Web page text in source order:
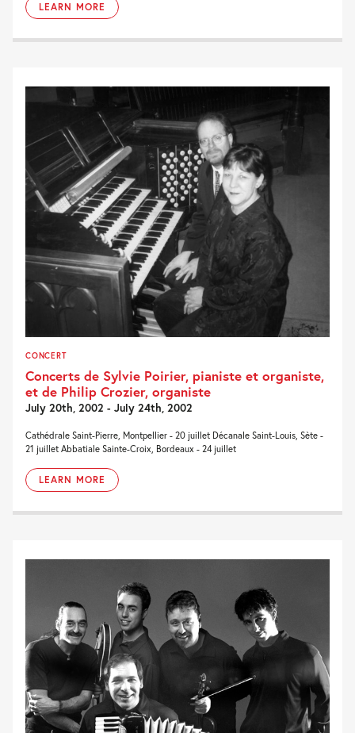
LEARN MORE
CONCERT
Concerts de Sylvie Poirier, pianiste et organiste,
et de Philip Crozier, organiste
July 20th, 2002 - July 24th, 2002
Cathédrale Saint-Pierre, Montpellier - 20 juillet Décanale Saint-Louis, Sète -
21 juillet Abbatiale Sainte-Croix, Bordeaux - 24 juillet
LEARN MORE